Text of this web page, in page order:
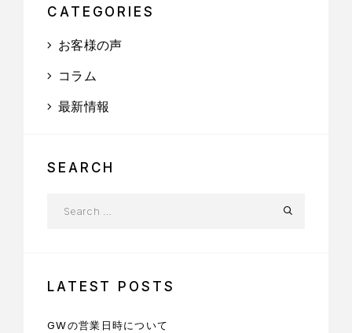
CATEGORIES
お客様の声
コラム
最新情報
SEARCH
LATEST POSTS
GWの営業日時について